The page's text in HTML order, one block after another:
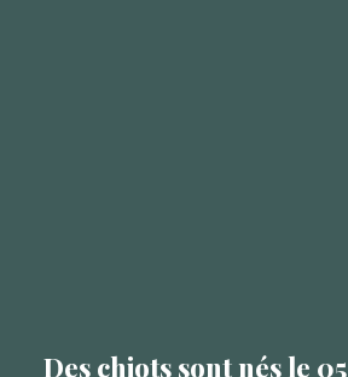
Des chiots sont nés le